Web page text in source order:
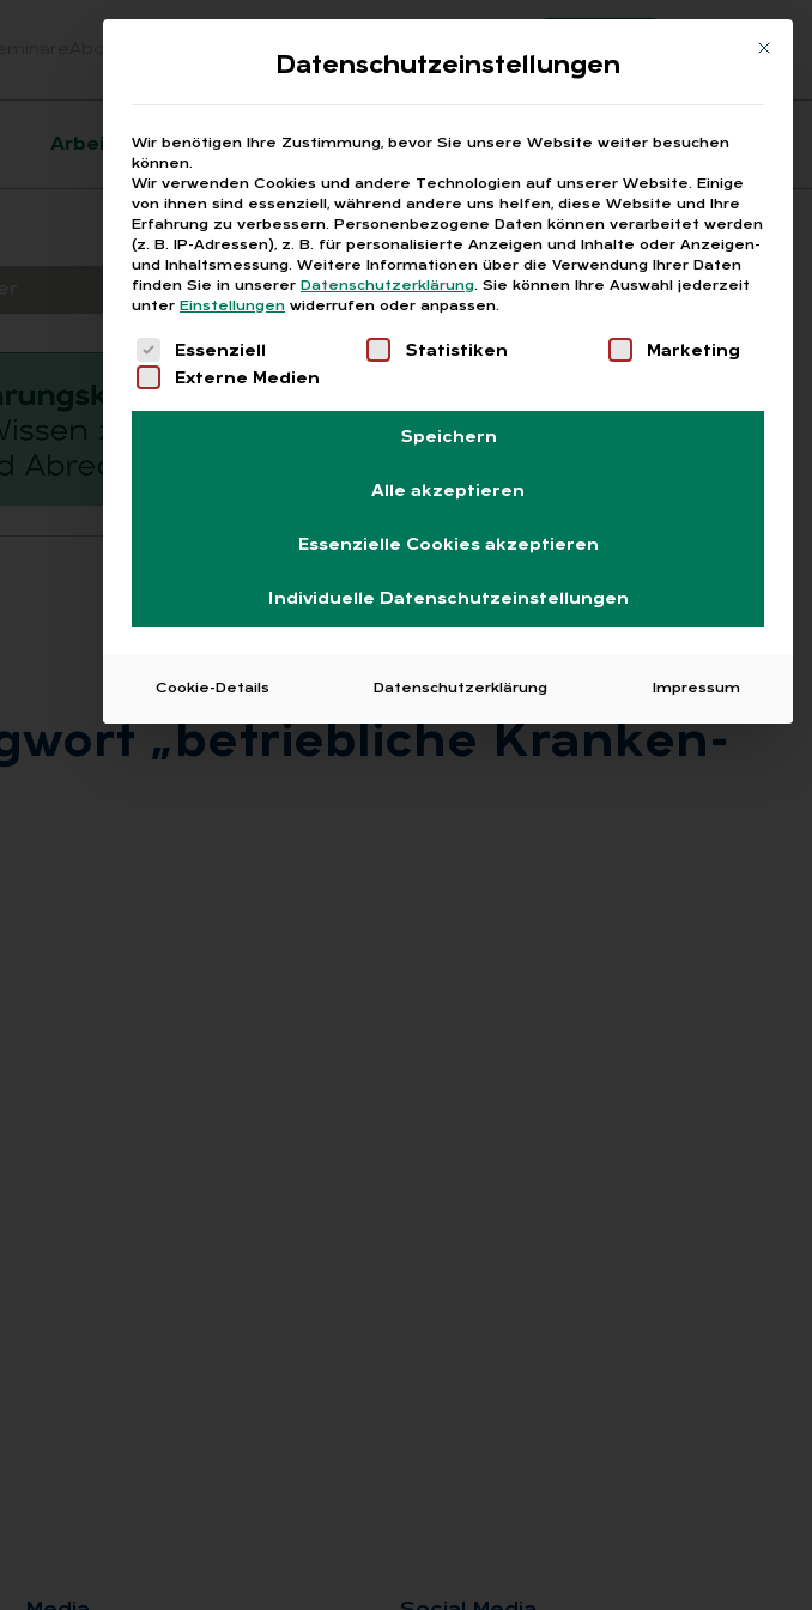
Suchen
Registrierung
Arbeitsrecht Fragen aus den ARGEn Printausgaben
„be­trieb­li­che Kran­ken­
Mit
Datenschutzeinstellungen
Wir benötigen Ihre Zustimmung, bevor Sie unsere Website weiter besuchen
können.
Wir verwenden Cookies und andere Technologien auf unserer Website. Einige
von ihnen sind essenziell, während andere uns helfen, diese Website und Ihre
Erfahrung zu verbessern. Personenbezogene Daten können verarbeitet werden
(z. B. IP-Adressen), z. B. für personalisierte Anzeigen und Inhalte oder Anzeigen-
und Inhaltsmessung. Weitere Informationen über die Verwendung Ihrer Daten
finden Sie in unserer Datenschutzerklärung. Sie können Ihre Auswahl jederzeit
unter Einstellungen widerrufen oder anpassen.
Es folgt eine Liste der Service-Gruppen, für die eine
Essenziell Statistiken
Marketing
Externe Medien
Speichern
Alle akzeptieren
Essenzielle Cookies akzeptieren
Individuelle Datenschutzeinstellungen
Cookie-Details Datenschutzerklärung Impressum